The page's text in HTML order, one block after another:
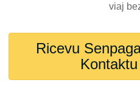
viaj
Ricevu